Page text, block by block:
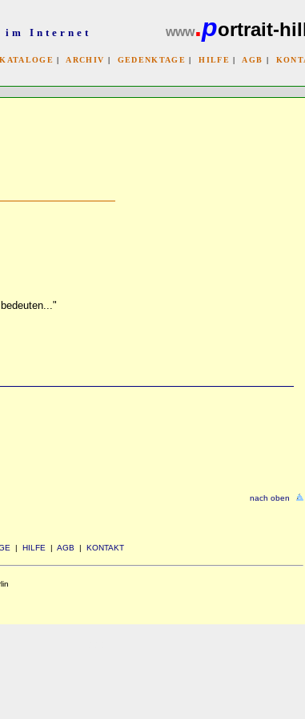
im Internet www.portrait-
KATALOGE | ARCHIV | GEDENKTAGE |HILFE | AGB |
nach oben
| HILFE | AGB | KONTAKT